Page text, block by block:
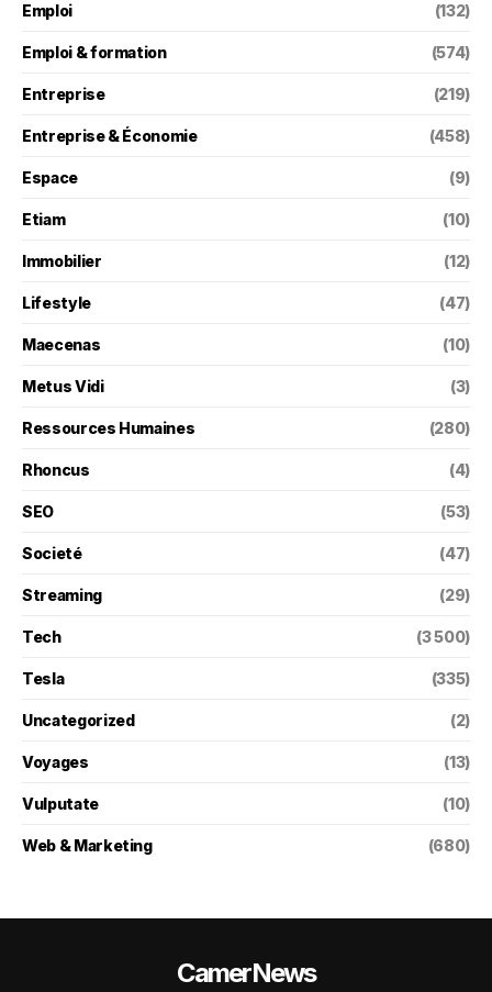
Emploi (132)
Emploi & formation (574)
Entreprise (219)
Entreprise & Économie (458)
Espace (9)
Etiam (10)
Immobilier (12)
Lifestyle (47)
Maecenas (10)
Metus Vidi (3)
Ressources Humaines (280)
Rhoncus (4)
SEO (53)
Societé (47)
Streaming (29)
Tech (3 500)
Tesla (335)
Uncategorized (2)
Voyages (13)
Vulputate (10)
Web & Marketing (680)
CamerNews